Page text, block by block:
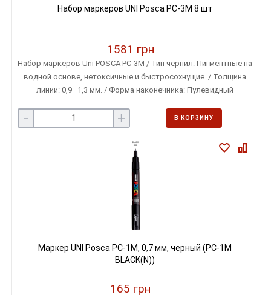
Набор маркеров UNI Posca PC-3M 8 шт
1581 грн
Набор маркеров Uni POSCA PC-3M / Тип чернил: Пигментные на
водной основе, нетоксичные и быстросохнущие. / Толщина
линии: 0,9–1,3 мм. / Форма наконечника: Пулевидный
- + В КОРЗИНУ
Маркер UNI Posca PC-1M, 0,7 мм, черный (PC-1M
BLACK(N))
165 грн